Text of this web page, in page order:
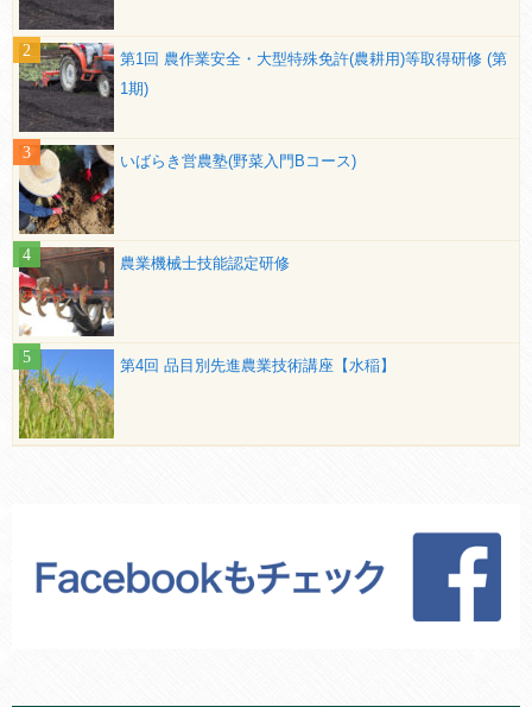
第1回 農作業安全・大型特殊免許(農耕用)等取得研修 (第
1期)
いばらき営農塾(野菜入門Bコース)
農業機械士技能認定研修
第4回 品目別先進農業技術講座【水稲】